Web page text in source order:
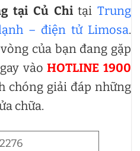
tại Củ Chitại Trung
– điện tử Limosa.
của bạn đang gặp
vàoHOTLINE 1900
chóng giải đáp những
chữa.